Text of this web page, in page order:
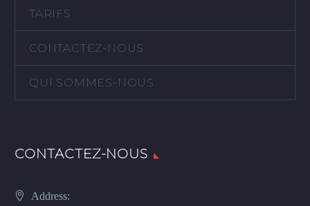
TARIFS
CONTACTEZ-NOUS
QUI SOMMES-NOUS
CONTACTEZ-NOUS
Address: